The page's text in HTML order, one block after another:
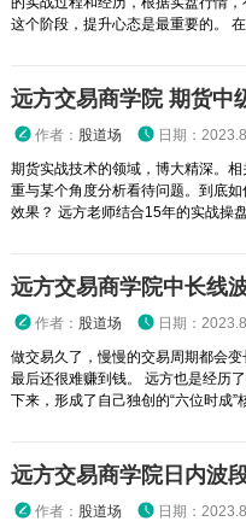
这个阶段，提升心态是最重要的。
远方交易商学院 期货中
作者： 股道场 日期：
期货实战技术的领域，博大精深。
重与某个角度分析看待问题。到底
效果？ 远方老师结合15年的实战操
远方交易商学院中长线
作者： 股道场 日期：
做交易久了，慢慢的交易周期都会
最后还很难赚到钱。 远方也是经历
下来，形成了自己独创的“六位时成”
远方交易商学院日内波
作者： 股道场 日期：